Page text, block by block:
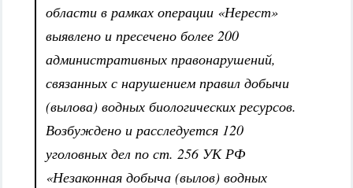
области в рамках операции «Нерест»
выявлено и пресечено более 200
административных правонарушений,
связанных с нарушением правил добычи
(вылова) водных биологических ресурсов.
Возбуждено и расследуется 120
уголовных дел по ст. 256 УК РФ
«Незаконная добыча (вылов) водных